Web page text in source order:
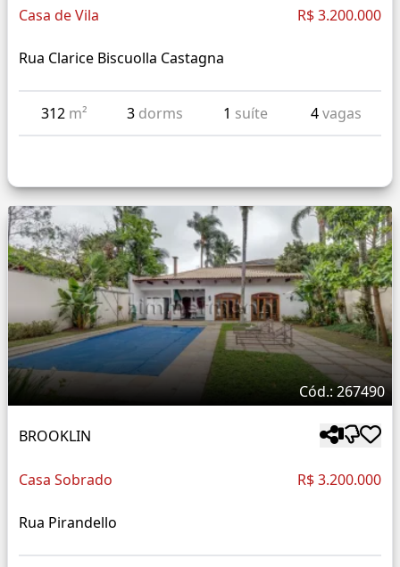
Casa de Vila R$ 3.200.000
Rua Clarice Biscuolla Castagna
312 m² 3 dorms 1 suíte 4vagas
Cód.: 267490
BROOKLIN
Casa Sobrado R$ 3.200.000
Rua Pirandello